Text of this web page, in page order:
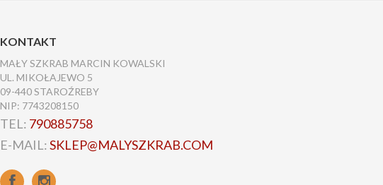
KONTAKT
MAŁY SZKRAB MARCIN KOWALSKI
UL. MIKOŁAJEWO 5
09-440 STAROŹREBY
NIP: 7743208150
TEL: 790885758
E-MAIL: SKLEP@MALYSZKRAB.COM